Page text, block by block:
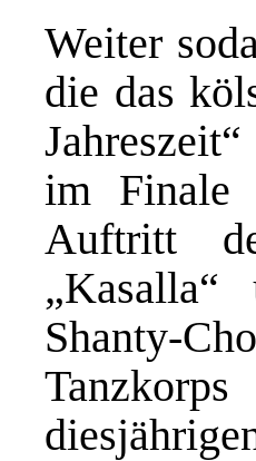
Weiter
die das
im Finale
Auftritt
Shanty-